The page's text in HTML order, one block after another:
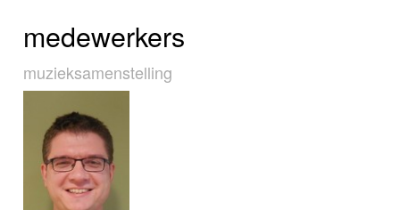
medewerkers
muziek­sa­men­stel­ling